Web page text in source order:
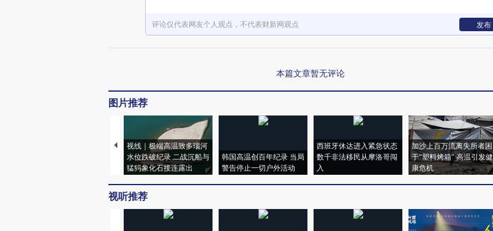
评论仅代表网友个人观点，不代表财新网观点 发布
本篇文章暂无评论
图片推荐
视线｜极端高温致多瑙河
水位跌破纪录 二战沉船与
猛犸象化石接连露出
韩国高温创百年纪录 当局
警告停止一切户外活动
西班牙休达进入紧急状态
数千非法移民从摩洛哥闯
入
加沙上百万流离失所者困
于“塑料烤箱” 高温引发健
康危机
视听推荐